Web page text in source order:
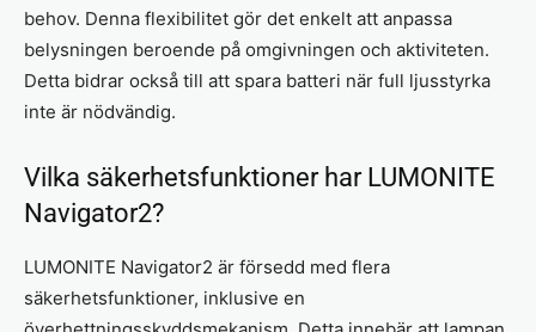
behov. Denna flexibilitet gör det enkelt att anpassa
belysningen beroende på omgivningen och aktiviteten.
Detta bidrar också till att spara batteri när full ljusstyrka
inte är nödvändig.
Vilka säkerhetsfunktioner har LUMONITE
Navigator2?
LUMONITE Navigator2 är försedd med flera
säkerhetsfunktioner, inklusive en